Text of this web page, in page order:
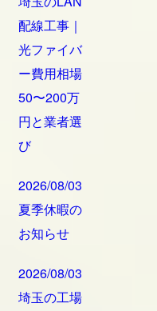
配線工事｜
光ファイバ
ー費用相場
50〜200万
円と業者選
び
2026/08/03
夏季休暇の
お知らせ
2026/08/03
埼玉の工場